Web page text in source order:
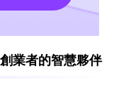
業者的智慧夥伴